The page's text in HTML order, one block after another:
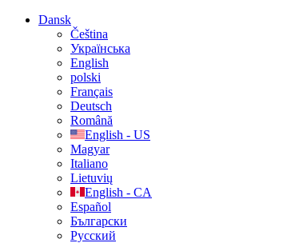
Dansk
Čeština
Українська
English
polski
Français
Deutsch
Română
English - US
Magyar
Italiano
Lietuvių
English - CA
Español
Български
Русский